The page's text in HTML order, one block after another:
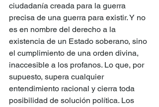
ciudadanía creada para la guerra
precisa de una guerra para existir. Y no
es en nombre del derecho a la
existencia de un Estado soberano, sino
el cumplimiento de una orden divina,
inaccesible a los profanos. Lo que, por
supuesto, supera cualquier
entendimiento racional y cierra toda
posibilidad de solución política. Los